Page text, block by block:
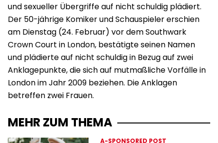
und sexueller Übergriffe auf nicht schuldig plädiert.
Der 50-jährige Komiker und Schauspieler erschien
am Dienstag (24. Februar) vor dem Southwark
Crown Court in London, bestätigte seinen Namen
und plädierte auf nicht schuldig in Bezug auf zwei
Anklagepunkte, die sich auf mutmaßliche Vorfälle in
London im Jahr 2009 beziehen. Die Anklagen
betreffen zwei Frauen.
MEHR ZUM THEMA
A-SPONSORED POST